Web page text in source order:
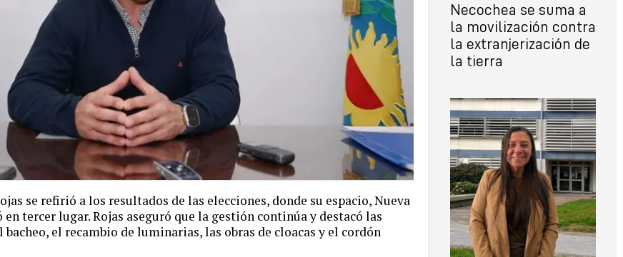
Necochea se suma a
la movilización contra
la extranjerización de
la tierra
se refirió a los resultados de las elecciones, donde su espacio, Nueva
en tercer lugar. Rojas aseguró que la gestión continúa y destacó las
bacheo, el recambio de luminarias, las obras de cloacas y el cordón